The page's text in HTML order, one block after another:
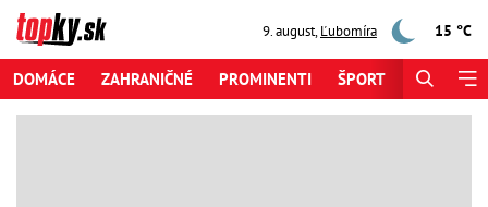
9. august,Ľubomíra 15 °C
DOMÁCE ZAHRANIČNÉ PROMINENTI ŠPORT